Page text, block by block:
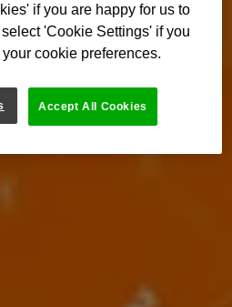
if you are happy for us to
'Cookie Settings' if you
cookie preferences.
Accept All Cookies